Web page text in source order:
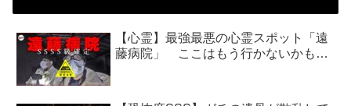
【心霊】最強最悪の心霊スポット「遠
藤病院」 ここはもう行かないかも…